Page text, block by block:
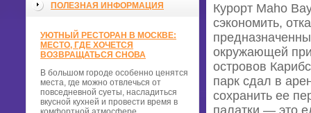
ПОЛЕЗНАЯ ИНФОРМАЦИЯ
УЮТНЫЙ РЕСТОРАН В МОСКВЕ:
МЕСТО, ГДЕ ХОЧЕТСЯ
ВОЗВРАЩАТЬСЯ СНОВА
В большом городе особенно ценятся
места, где можно отвлечься от
повседневной суеты, насладиться
вкусной кухней и провести время в
Курорт Maho
сэкономить,
окружающей
островов
парк сдал в
сохранить ее